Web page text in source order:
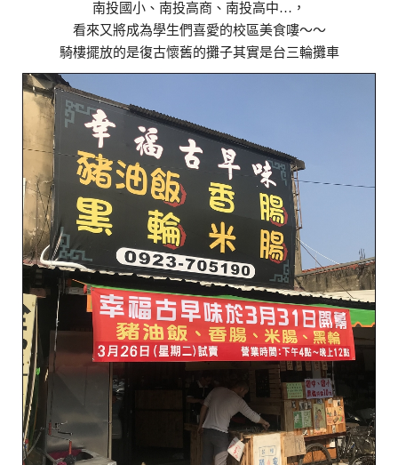
南投國小、南投高商、南投高中…，
看來又將成為學生們喜愛的校區美食嘍～～
騎樓擺放的是復古懷舊的攤子其實是台三輪攤車